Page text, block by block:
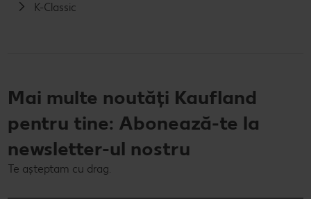
K-Classic
Mai multe noutăți Kaufland
pentru tine: Abonează-te la
newsletter-ul nostru
Te așteptam cu drag.